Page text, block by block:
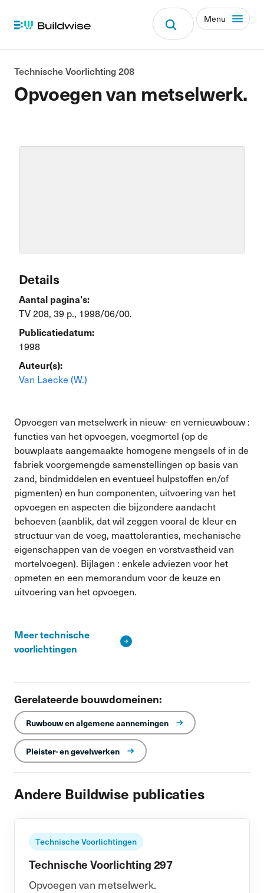
Menu
Opvoegen van metselwerk.
Technische Voorlichting 208
Details
Aantal pagina's:
TV 208, 39 p., 1998/06/00.
Publicatiedatum:
1998
Auteur(s):
Van Laecke (W.)
Opvoegen van metselwerk in nieuw- en vernieuwbouw :
functies van het opvoegen, voegmortel (op de
bouwplaats aangemaakte homogene mengsels of in de
fabriek voorgemengde samenstellingen op basis van
zand, bindmiddelen en eventueel hulpstoffen en/of
pigmenten) en hun componenten, uitvoering van het
opvoegen en aspecten die bijzondere aandacht
behoeven (aanblik, dat wil zeggen vooral de kleur en
structuur van de voeg, maattoleranties, mechanische
eigenschappen van de voegen en vorstvastheid van
mortelvoegen). Bijlagen : enkele adviezen voor het
opmeten en een memorandum voor de keuze en
uitvoering van het opvoegen.
Meer technische
voorlichtingen
Gerelateerde bouwdomeinen:
Ruwbouw en algemene aannemingen
Pleister- en gevelwerken
Andere Buildwise publicaties
Technische Voorlichtingen
Technische Voorlichting 297
Opvoegen van metselwerk.